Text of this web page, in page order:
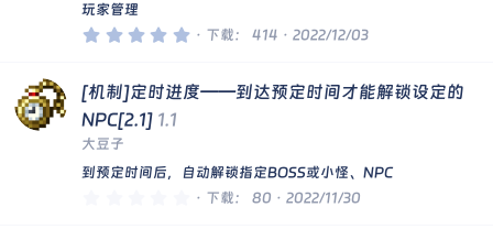
源
图
玩家管理
5
0
星
下载 414 2022/12/03
[机制]定时进度——到达预定时间才能解锁设定的
NPC[2.1] 1.1
大豆子
到预定时间后，自动解锁指定BOSS或小怪、NPC
0 下载 80 2022/11/30